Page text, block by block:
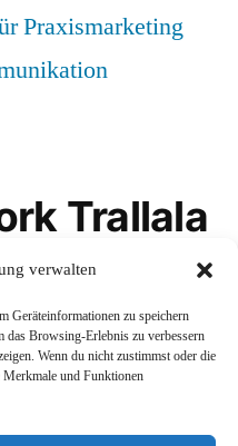
verwalten
Geräteinformationen zu speichern
das Browsing-Erlebnis zu verbessern
Wenn du nicht zustimmst oder die
und Funktionen
Praxismarketing
Trallala